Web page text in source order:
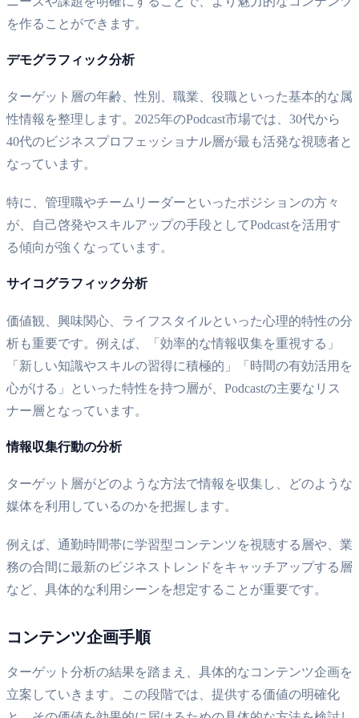
を作ることができます。
デモグラフィック分析
ターゲット層の年齢、性別、職業、役職といった基本的な属
性情報を整理します。2025年のPodcast市場では、30代から
40代のビジネスプロフェッショナル層が最も活発な視聴者と
なっています。
特に、管理職やチームリーダーといったポジションの方々
が、自己啓発やスキルアップの手段としてPodcastを活用す
る傾向が強くなっています。
サイコグラフィック分析
価値観、興味関心、ライフスタイルといった心理的特性の分
析も重要です。例えば、「効率的な情報収集を重視する」
「新しい知識やスキルの習得に積極的」「時間の有効活用を
心がける」といった特性を持つ層が、Podcastの主要なリス
ナー層となっています。
情報収集行動の分析
ターゲット層がどのような方法で情報を収集し、どのような
媒体を利用しているのかを把握します。
例えば、通勤時間帯に学習型コンテンツを視聴する層や、業
務の合間に最新のビジネストレンドをキャッチアップする層
など、具体的な利用シーンを想定することが重要です。
コンテンツ企画手順
ターゲット分析の結果を踏まえ、具体的なコンテンツ企画を
立案していきます。この段階では、提供する価値の明確化